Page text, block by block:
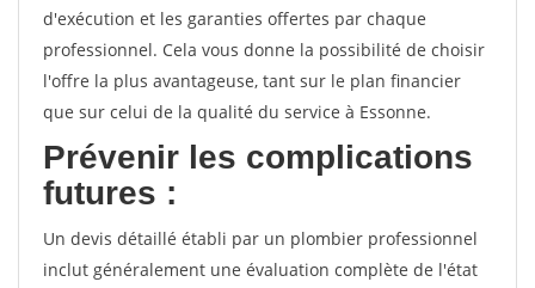
d'exécution et les garanties offertes par chaque
professionnel. Cela vous donne la possibilité de choisir
l'offre la plus avantageuse, tant sur le plan financier
que sur celui de la qualité du service à Essonne.
Prévenir les complications
futures :
Un devis détaillé établi par un plombier professionnel
inclut généralement une évaluation complète de l'état